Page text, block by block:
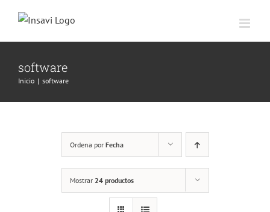
contenido
software
Inicio | software
Ordena por Fecha
Mostrar 24 productos